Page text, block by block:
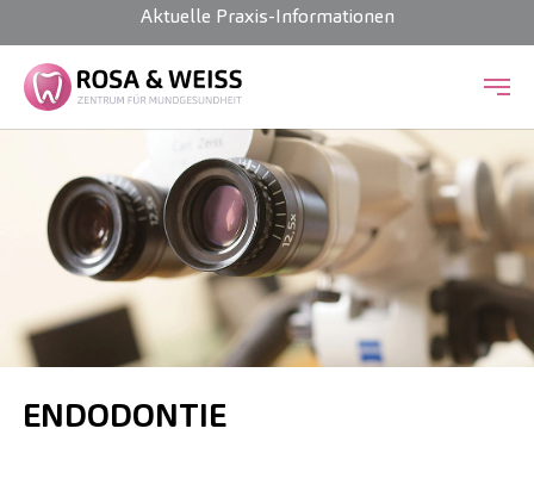
Zum Hauptinhalt springen
Aktuelle Praxis-Informationen
ENDODONTIE